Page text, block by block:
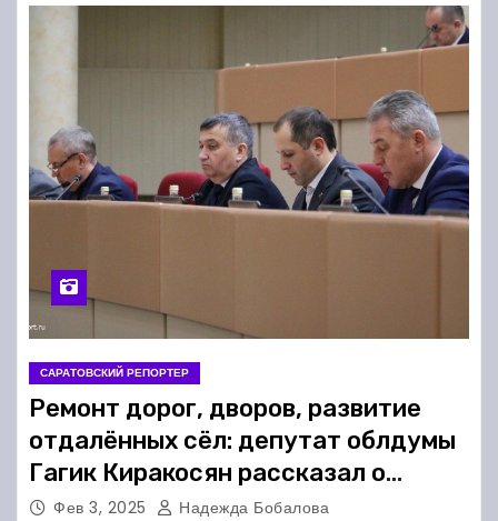
САРАТОВСКИЙ РЕПОРТЕР
Ремонт дорог, дворов, развитие
отдалённых сёл: депутат облдумы
Гагик Киракосян рассказал о
поправках в региональный бюджет
Фев 3, 2025 Надежда Бобалова